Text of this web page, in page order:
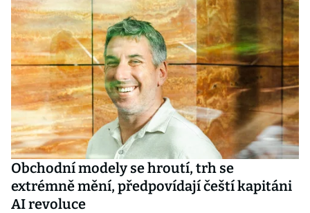
Obchodní modely se hroutí, trh se
extrémně mění, předpovídají čeští kapitáni
AI revoluce